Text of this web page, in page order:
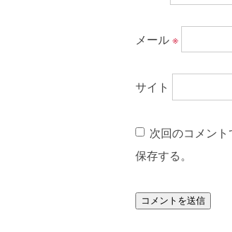
メール※
サイト
次回のコメン
保存する。